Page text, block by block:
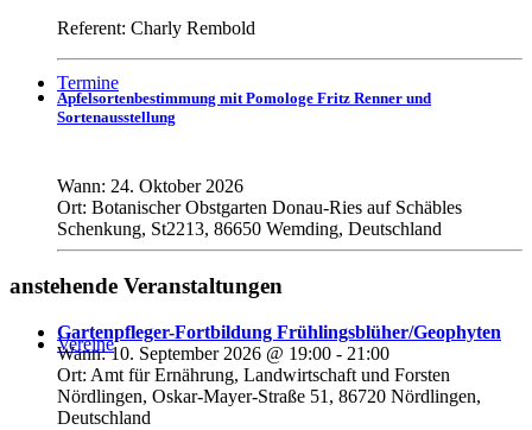
Termine
Vereine
Referent: Charly Rembold
Apfelsortenbestimmung mit Pomologe Fritz Renner und
Sortenausstellung
Wann: 24. Oktober 2026
Ort: Botanischer Obstgarten Donau-Ries auf Schäbles
Schenkung, St2213, 86650 Wemding, Deutschland
anstehende Veranstaltungen
Gartenpfleger-Fortbildung Frühlingsblüher/Geophyten
Wann:10. September 2026 @ 19:00 - 21:00
Ort: Amt für Ernährung, Landwirtschaft und Forsten
Nördlingen, Oskar-Mayer-Straße 51, 86720 Nördlingen,
Deutschland